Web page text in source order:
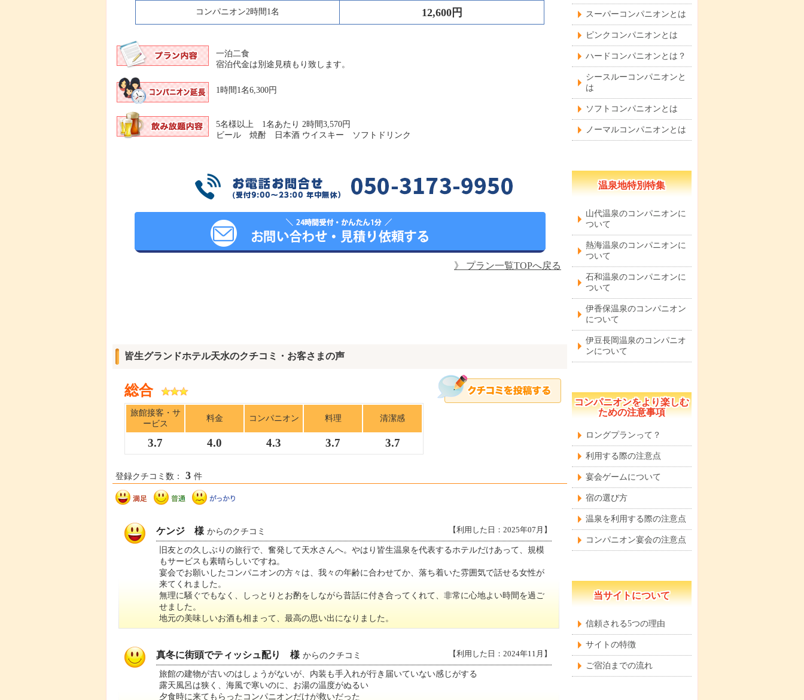
コンパニオン2時間1名 12,600円
一泊二食
宿泊代金は別途見積もり致します。
1時間1名6,300円
5名様以上 1名あたり 2時間3,570円
ビール 焼酎 日本酒 ウイスキー ソフトドリンク
》 プラン一覧TOPへ戻る
皆生グランドホテル天水のクチコミ・お客さまの声
総合
旅館接客・サ
ービス
料金 コンパニオン 料理 清潔感
3.7 4.0 4.3 3.7 3.7
登録クチコミ数： 3 件
ケンジ 様 からのクチコミ 【利用した日：2025年07月】
旧友との久しぶりの旅行で、奮発して天水さんへ。やはり皆生温泉を代表するホテルだけあって、規模
もサービスも素晴らしいですね。
宴会でお願いしたコンパニオンの方々は、我々の年齢に合わせてか、落ち着いた雰囲気で話せる女性が
来てくれました。
無理に騒ぐでもなく、しっとりとお酌をしながら昔話に付き合ってくれて、非常に心地よい時間を過ご
せました。
地元の美味しいお酒も相まって、最高の思い出になりました。
真冬に街頭でティッシュ配り 様 からのクチコミ 【利用した日：2024年11月】
旅館の建物が古いのはしょうがないが、内装も手入れが行き届いていない感じがする
露天風呂は狭く、海風で寒いのに、お湯の温度がぬるい
夕食時に来てもらったコンパニオンだけが救いだった
スーパーコンパニオンとは
ピンクコンパニオンとは
ハードコンパニオンとは？
シースルーコンパニオンと
は
ソフトコンパニオンとは
ノーマルコンパニオンとは
温泉地特別特集
山代温泉のコンパニオンに
ついて
熱海温泉のコンパニオンに
ついて
石和温泉のコンパニオンに
ついて
伊香保温泉のコンパニオン
について
伊豆長岡温泉のコンパニオ
ンについて
コンパニオンをより楽しむ
ための注意事項
ロングプランって？
利用する際の注意点
宴会ゲームについて
宿の選び方
温泉を利用する際の注意点
コンパニオン宴会の注意点
当サイトについて
信頼される5つの理由
サイトの特徴
ご宿泊までの流れ